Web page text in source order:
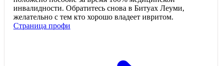
инвалидности. Обратитесь снова в Битуах Леуми,
желательно с тем кто хорошо владеет ивритом.
Страница профи